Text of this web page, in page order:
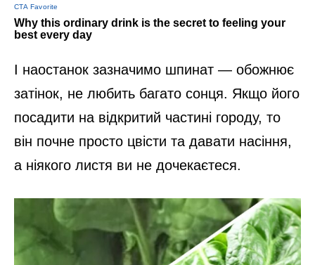
І наостанок зазначимо шпинат — обожнює
затінок, не любить багато сонця. Якщо його
посадити на відкритий частині городу, то
він почне просто цвісти та давати насіння,
а ніякого листя ви не дочекаєтеся.